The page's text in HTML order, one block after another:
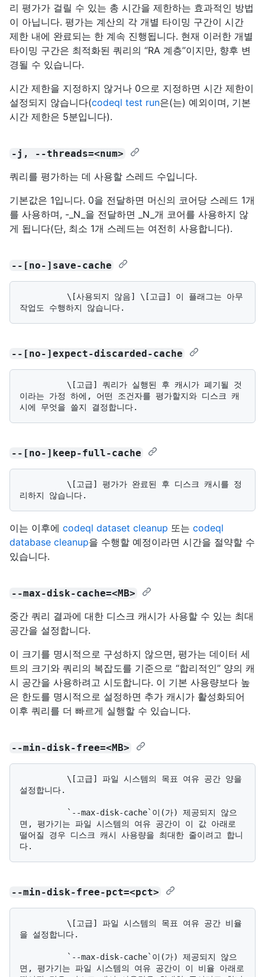
리 평가가 걸릴 수 있는 총 시간을 제한하는 효과적인 방법
이 아닙니다. 평가는 계산의 각 개별 타이밍 구간이 시간
제한 내에 완료되는 한 계속 진행됩니다. 현재 이러한 개별
타이밍 구간은 최적화된 쿼리의 “RA 계층”이지만, 향후 변
경될 수 있습니다.
시간 제한을 지정하지 않거나 0으로 지정하면 시간 제한이
설정되지 않습니다(codeql test run은(는) 예외이며, 기본
시간 제한은 5분입니다).
-j, --threads=<num>
쿼리를 평가하는 데 사용할 스레드 수입니다.
기본값은 1입니다. 0을 전달하면 머신의 코어당 스레드 1개
를 사용하며, -_N_을 전달하면 _N_개 코어를 사용하지 않
게 됩니다(단, 최소 1개 스레드는 여전히 사용합니다).
--[no-]save-cache
--[no-]expect-discarded-cache
이라는 가정 하에, 어떤 조건자를 평가할지와 디스크 캐
--[no-]keep-full-cache
이는 이후에 codeql dataset cleanup 또는 codeql
database cleanup을 수행할 예정이라면 시간을 절약할 수
있습니다.
--max-disk-cache=<MB>
중간 쿼리 결과에 대한 디스크 캐시가 사용할 수 있는 최대
공간을 설정합니다.
이 크기를 명시적으로 구성하지 않으면, 평가는 데이터 세
트의 크기와 쿼리의 복잡도를 기준으로 “합리적인” 양의 캐
시 공간을 사용하려고 시도합니다. 이 기본 사용량보다 높
은 한도를 명시적으로 설정하면 추가 캐시가 활성화되어
이후 쿼리를 더 빠르게 실행할 수 있습니다.
--min-disk-free=<MB>
설정합니다.
면, 평가기는 파일 시스템의 여유 공간이 이 값 아래로
떨어질 경우 디스크 캐시 사용량을 최대한 줄이려고 합니
--min-disk-free-pct=<pct>
을 설정합니다.
면, 평가기는 파일 시스템의 여유 공간이 이 비율 아래로